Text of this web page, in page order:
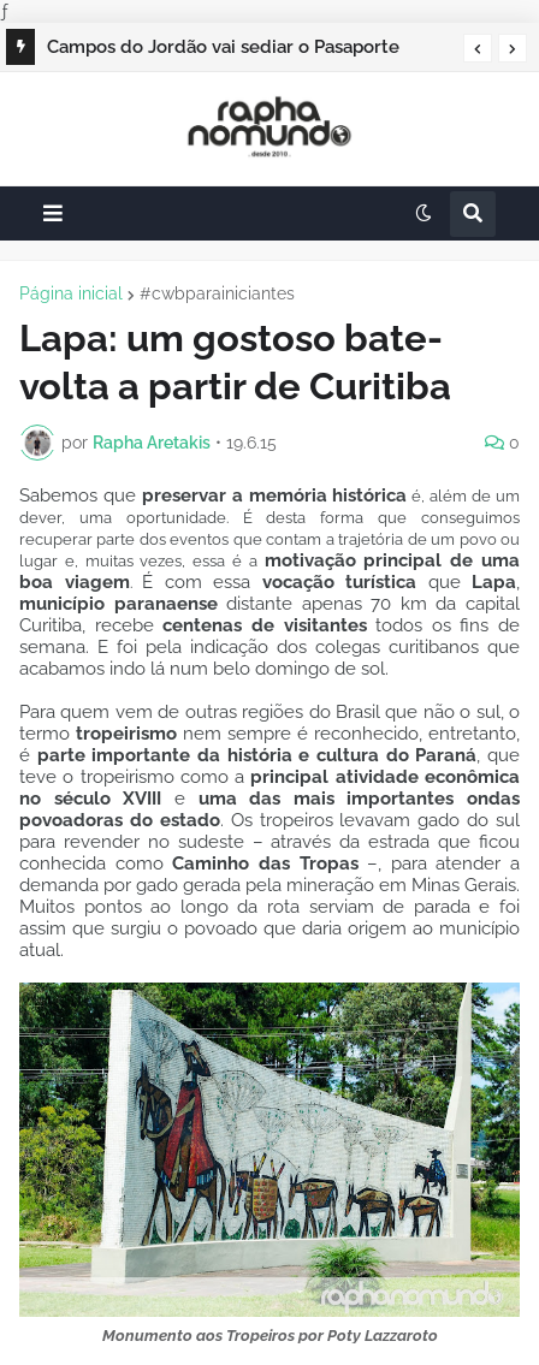
ƒ
Campos do Jordão vai sediar o Pasaporte
Página inicial #cwbparainiciantes
Lapa: um gostoso bate-
volta a partir de Curitiba
por Rapha Aretakis • 19.6.15 0
Sabemos que preservar a memória histórica é, além de um
dever, uma oportunidade. É desta forma que conseguimos
recuperar parte dos eventos que contam a trajetória de um povo ou
lugar e, muitas vezes, essa é a motivação principal de uma
boa viagem. É com essa vocação turística que Lapa,
município paranaensedistante apenas 70 km da capital
Curitiba, recebecentenas de visitantestodos os fins de
semana. E foi pela indicação dos colegas curitibanos que
acabamos indo lá num belo domingo de sol.
Para quem vem de outras regiões do Brasil que não o sul, o
termo tropeirismo nem sempre é reconhecido, entretanto,
é parte importante da história e cultura do Paraná, que
teve o tropeirismo como a principal atividade econômica
no século XVIII e uma das mais importantes ondas
povoadoras do estado. Os tropeiros levavam gado do sul
para revender no sudeste – através da estrada que ficou
conhecida comoCaminho das Tropas–, para atender a
demanda por gado gerada pela mineração em Minas Gerais.
Muitos pontos ao longo da rota serviam de parada e foi
assim que surgiu o povoado que daria origem ao município
atual.
Monumento aos Tropeiros por Poty Lazzaroto